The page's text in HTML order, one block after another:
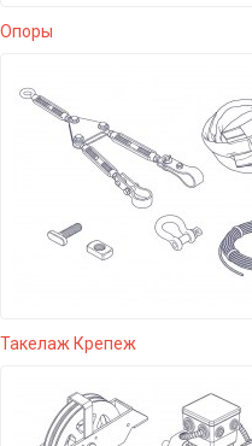
Опоры
Такелаж Крепеж